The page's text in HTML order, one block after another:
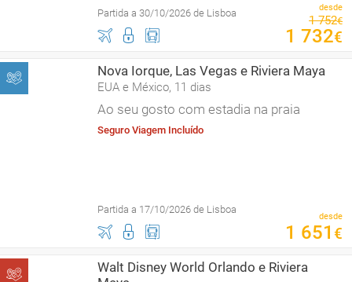
Partida a 30/10/2026 de Lisboa desde
1 752€
1 732€
Nova Iorque, Las Vegas e Riviera Maya
EUA e México, 11 dias
Ao seu gosto com estadia na praia
Seguro Viagem Incluído
Partida a 17/10/2026 de Lisboa
desde
1 651 €
Walt Disney World Orlando e Riviera